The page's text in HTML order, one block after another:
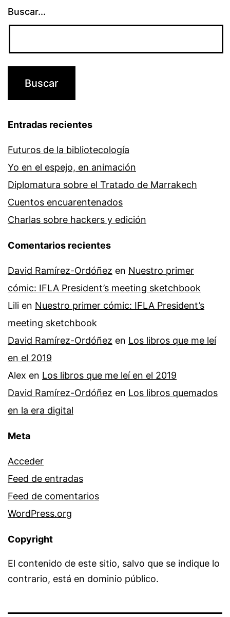
Buscar...
Entradas recientes
Futuros de la bibliotecología
Yo en el espejo, en animación
Diplomatura sobre el Tratado de Marrakech
Cuentos encuarentenados
Charlas sobre hackers y edición
Comentarios recientes
David Ramírez-Ordóñez en Nuestro primer
cómic: IFLA President’s meeting sketchbook
Lili en Nuestro primer cómic: IFLA President’s
meeting sketchbook
David Ramírez-Ordóñez en Los libros que me leí
en el 2019
Alex en Los libros que me leí en el 2019
David Ramírez-Ordóñez en Los libros quemados
en la era digital
Meta
Acceder
Feed de entradas
Feed de comentarios
WordPress.org
Copyright
El contenido de este sitio, salvo que se indique lo
contrario, está en dominio público.